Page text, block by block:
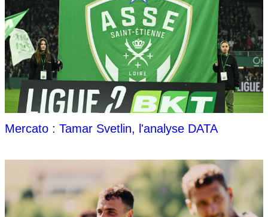
Mercato : Tamar Svetlin, l'analyse DATA